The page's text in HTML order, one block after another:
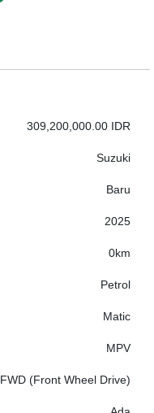
309,200,000.00 IDR
Suzuki
Baru
2025
0km
Petrol
Matic
MPV
FWD (Front Wheel Drive)